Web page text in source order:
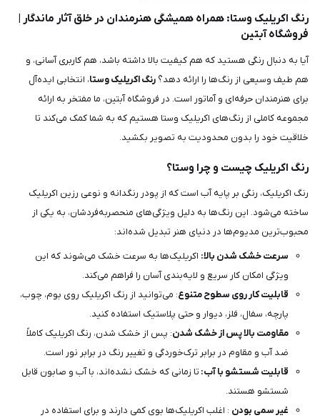
رنگ اکریلیک وستا: همراه همیشگی هنرمندان در خلق آثار ماندگار |
فروشگاه آبتین
آیا به دنبال رنگی هستید که هم کیفیت بالا داشته باشد، هم کاربری آسانی، و
هم طیف وسیعی از رنگ‌ها را ارائه دهد؟ رنگ اکریلیک وستا، انتخابی ایده‌آل
برای هنرمندان حرفه‌ای و آماتور است. در فروشگاه آبتین، ما مفتخر به ارائه
مجموعه کاملی از رنگ‌های اکریلیک وستا هستیم که به شما کمک می‌کند تا
خلاقیت خود را بدون محدودیت به تصویر بکشید.
رنگ اکریلیک چیست و چرا وستا؟
رنگ اکریلیک، رنگی بر پایه آب است که از پودر رنگدانه و نوعی رزین اکریلیک
ساخته می‌شود. این رنگ‌ها به دلیل ویژگی‌های منحصربه‌فردشان، به یکی از
محبوب‌ترین مدیوم‌ها در دنیای هنر تبدیل شده‌اند:
سرعت خشک شدن بالا: اکریلیک‌ها به سرعت خشک می‌شوند که این
ویژگی امکان کار سریع و لایه‌بندی آسان را فراهم می‌کند.
قابلیت کار روی سطوح متنوع: می‌توانید از رنگ اکریلیک روی بوم، چوب،
پارچه، سفال، فلز، دیوار و حتی پلاستیک استفاده کنید.
مقاومت بالا پس از خشک شدن: پس از خشک شدن، رنگ اکریلیک کاملاً
ضد آب و مقاوم در برابر ترک‌خوردگی و تغییر رنگ در برابر نور است.
قابلیت شستشو با آب: تا زمانی که خشک نشده‌اند، با آب و صابون قابل
شستشو هستند.
غیر سمی بودن : اغلب اکریلیک‌ها بوی کمی دارند و برای استفاده در